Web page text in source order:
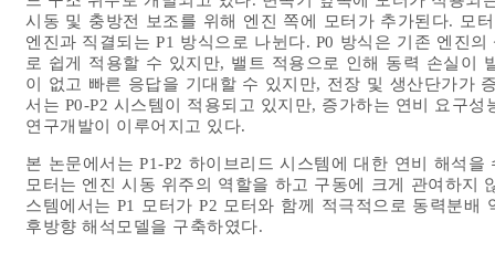
시동 및 충방전 보조를 위해 엔진 쪽에 모터가 추가된다. 모
엔진과 직결되는 P1 방식으로 나뉜다. P0 방식은 기존 엔진
로 쉽게 적용할 수 있지만, 밸트 적용으로 인해 동력 손실이
이 없고 빠른 응답을 기대할 수 있지만, 전장 및 생산단가가
서는 P0-P2 시스템이 적용되고 있지만, 증가하는 연비 요구
연구개발이 이루어지고 있다.
본 논문에서는 P1-P2 하이브리드 시스템에 대한 연비 해석
모터는 엔진 시동 위주의 역할을 하고 구동에 크게 관여하지
스템에서는 P1 모터가 P2 모터와 함께 적극적으로 동력분
후방향 해석모델을 구축하였다.